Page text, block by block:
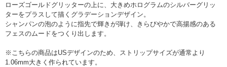
ローズゴールドグリッターの上に、大きめホログラムのシルバーグリッ
ターをプラスして描くグラデーションデザイン。
シャンパンの泡のように指先で輝きが弾け、きらびやかで高揚感のある
フェスのムードをつくり出します。
※こちらの商品はUSデザインのため、ストリップサイズが通常より
1.06mm大きく作られています。